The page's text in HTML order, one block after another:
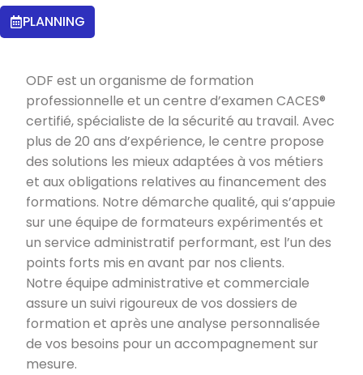
PLANNING
ODF est un organisme de formation
professionnelle et un centre d’examen CACES®
certifié, spécialiste de la sécurité au travail. Avec
plus de 20 ans d’expérience, le centre propose
des solutions les mieux adaptées à vos métiers
et aux obligations relatives au financement des
formations. Notre démarche qualité, qui s’appuie
sur une équipe de formateurs expérimentés et
un service administratif performant, est l’un des
points forts mis en avant par nos clients.
Notre équipe administrative et commerciale
assure un suivi rigoureux de vos dossiers de
formation et après une analyse personnalisée
de vos besoins pour un accompagnement sur
mesure.